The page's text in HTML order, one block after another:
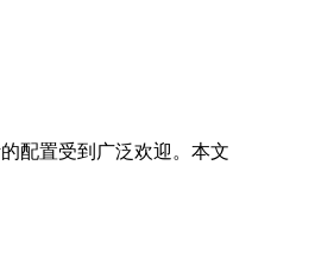
配置受到广泛欢迎。本文